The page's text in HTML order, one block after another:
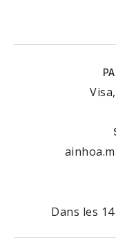
Dans les